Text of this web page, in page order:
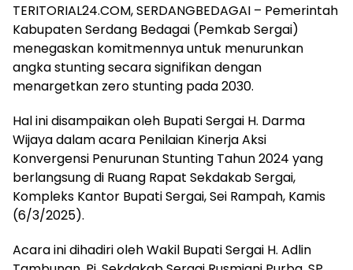
TERITORIAL24.COM, SERDANGBEDAGAI – Pemerintah
Kabupaten Serdang Bedagai (Pemkab Sergai)
menegaskan komitmennya untuk menurunkan
angka stunting secara signifikan dengan
menargetkan zero stunting pada 2030.
Hal ini disampaikan oleh Bupati Sergai H. Darma
Wijaya dalam acara Penilaian Kinerja Aksi
Konvergensi Penurunan Stunting Tahun 2024 yang
berlangsung di Ruang Rapat Sekdakab Sergai,
Kompleks Kantor Bupati Sergai, Sei Rampah, Kamis
(6/3/2025).
Acara ini dihadiri oleh Wakil Bupati Sergai H. Adlin